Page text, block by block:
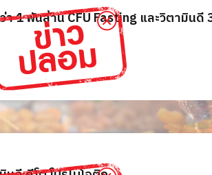
1 พันล้าน CFU Fasting และวิตามินดี